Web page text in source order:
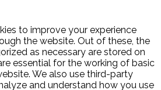
to improve your experience
the website. Out of these, the
as necessary are stored on
essential for the working of basic
We also use third-party
and understand how you use